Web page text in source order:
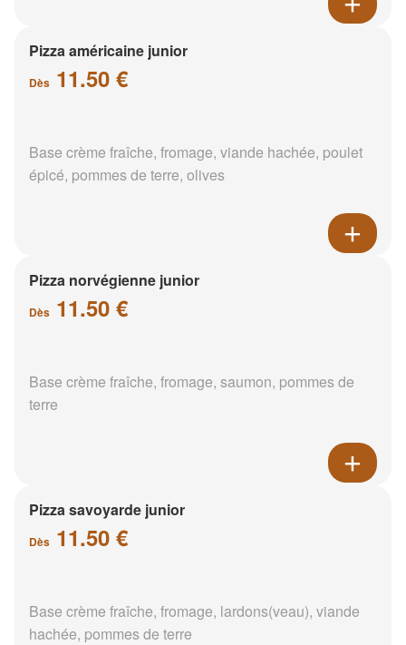
Pizza américaine junior
Dès 11.50 €
Base crème fraîche, fromage, viande hachée, poulet
épicé, pommes de terre, olives
Pizza norvégienne junior
Dès 11.50 €
Base crème fraîche, fromage, saumon, pommes de
terre
Pizza savoyarde junior
Dès 11.50 €
Base crème fraîche, fromage, lardons(veau), viande
hachée, pommes de terre